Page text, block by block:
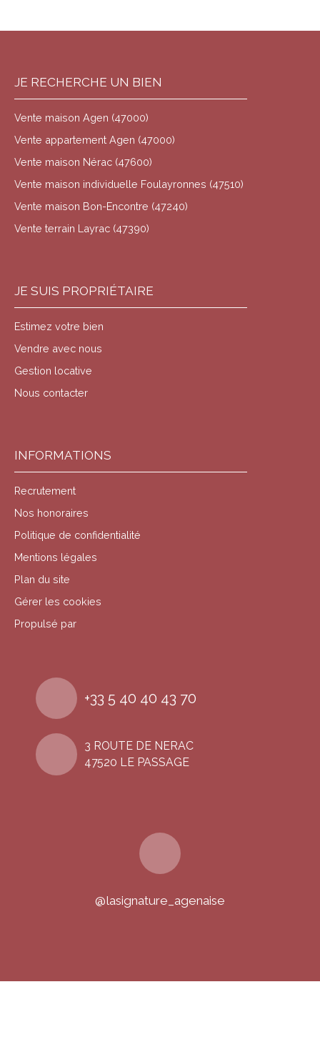
JE RECHERCHE UN BIEN
Vente maison Agen (47000)
Vente appartement Agen (47000)
Vente maison Nérac (47600)
Vente maison individuelle Foulayronnes (47510)
Vente maison Bon-Encontre (47240)
Vente terrain Layrac (47390)
JE SUIS PROPRIÉTAIRE
Estimez votre bien
Vendre avec nous
Gestion locative
Nous contacter
INFORMATIONS
Recrutement
Nos honoraires
Politique de confidentialité
Mentions légales
Plan du site
Gérer les cookies
Propulsé par
+33 5 40 40 43 70
3 ROUTE DE NERAC
47520 LE PASSAGE
@lasignature_agenaise